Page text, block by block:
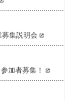
集説明会
加者募集！